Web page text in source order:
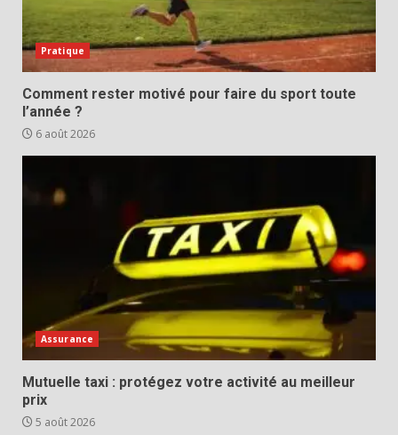
Pratique
Comment rester motivé pour faire du sport toute
l’année ?
6 août 2026
Assurance
Mutuelle taxi : protégez votre activité au meilleur
prix
5 août 2026